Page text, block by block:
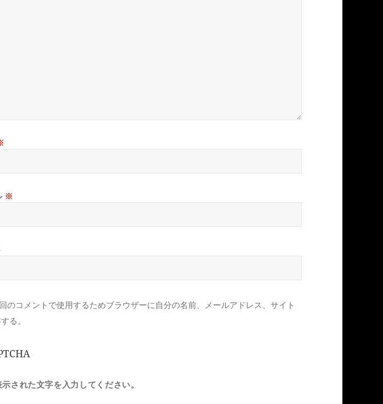
※
のコメントで使用するためブラウザーに自分の名前、メールアドレス、サイト
る。
された文字を入力してください。